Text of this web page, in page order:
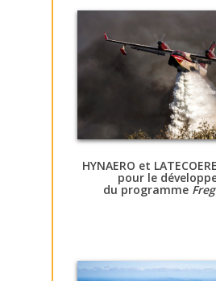
HYNAERO et
pour le
du programme